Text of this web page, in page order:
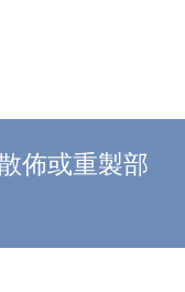
佈或重製部